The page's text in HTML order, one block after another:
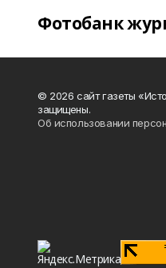
Фотобанк
© 2026 сайт газеты
защищены.
Об использовании